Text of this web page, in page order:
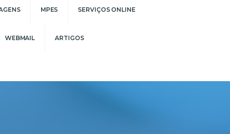
MPES SERVIÇOS ONLINE
WEBMAIL ARTIGOS